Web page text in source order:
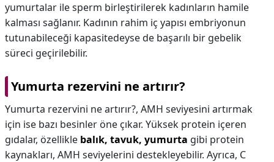
yumurtalar ile sperm birleştirilerek kadınların hamile
kalması sağlanır. Kadının rahim iç yapısı embriyonun
tutunabileceği kapasitedeyse de başarılı bir gebelik
süreci geçirilebilir.
Yumurta rezervini ne artırır?
Yumurta rezervini ne artırır?, AMH seviyesini artırmak
için ise bazı besinler öne çıkar. Yüksek protein içeren
gıdalar, özellikle balık, tavuk, yumurta gibi protein
kaynakları, AMH seviyelerini destekleyebilir. Ayrıca, C